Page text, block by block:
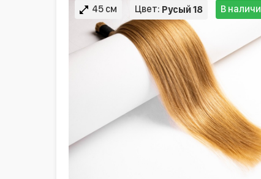
45 см Цвет: Русый 18 В